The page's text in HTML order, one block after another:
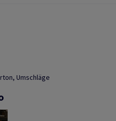
Umschläge